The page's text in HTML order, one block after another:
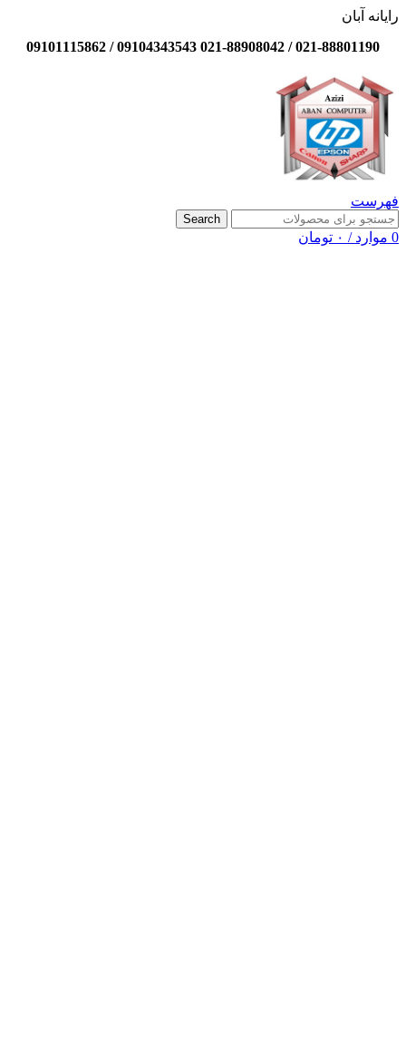
رایانه آبان
021-88801190 / 021-88908042 09104343543 / 09101115862
فهرست
Search
0 موارد / ۰ تومان